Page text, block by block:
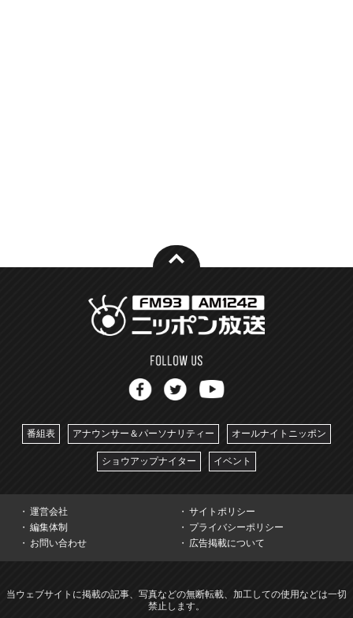
番組表 アナウンサー＆パーソナリティー オールナイトニッポン
ショウアップナイター イベント
運営会社
サイトポリシー
編集体制
プライバシーポリシー
お問い合わせ
広告掲載について
当ウェブサイトに掲載の記事、写真などの無断転載、加工しての使用などは一切
禁止します。